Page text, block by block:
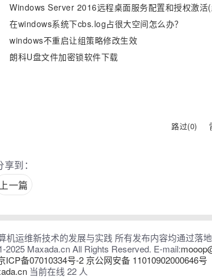
Windows Server 2016远程桌面服务配置和授权激活
在windows系统下cbs.log占很大空间怎么办？
windows不重启让组策略修改生效
朗科U盘文件加密锁软件下载
路过(0)
享到：
上一篇
机运维新技术的发展与实践 所有发布内容均通过落
2025 Maxada.cn All Rights Reserved. E-mail:
ICP备07010334号-2 京公网安备 11010902000646号
当前在线 22 人